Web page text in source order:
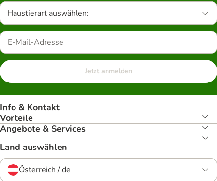
Haustierart auswählen:
Jetzt anmelden
Info & Kontakt
Vorteile
Angebote & Services
Land auswählen
Österreich / de